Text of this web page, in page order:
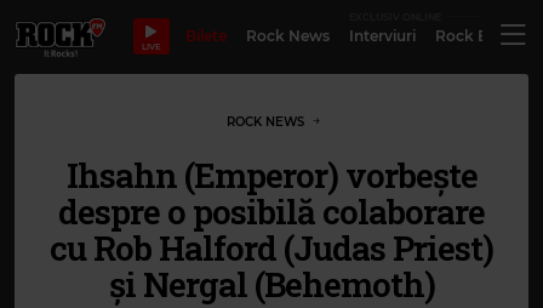
LIVE
Bilete Rock News Interviuri Rock
ROCK NEWS
Ihsahn (Emperor) vorbește
despre o posibilă colaborare
cu Rob Halford (Judas Priest)
și Nergal (Behemoth)